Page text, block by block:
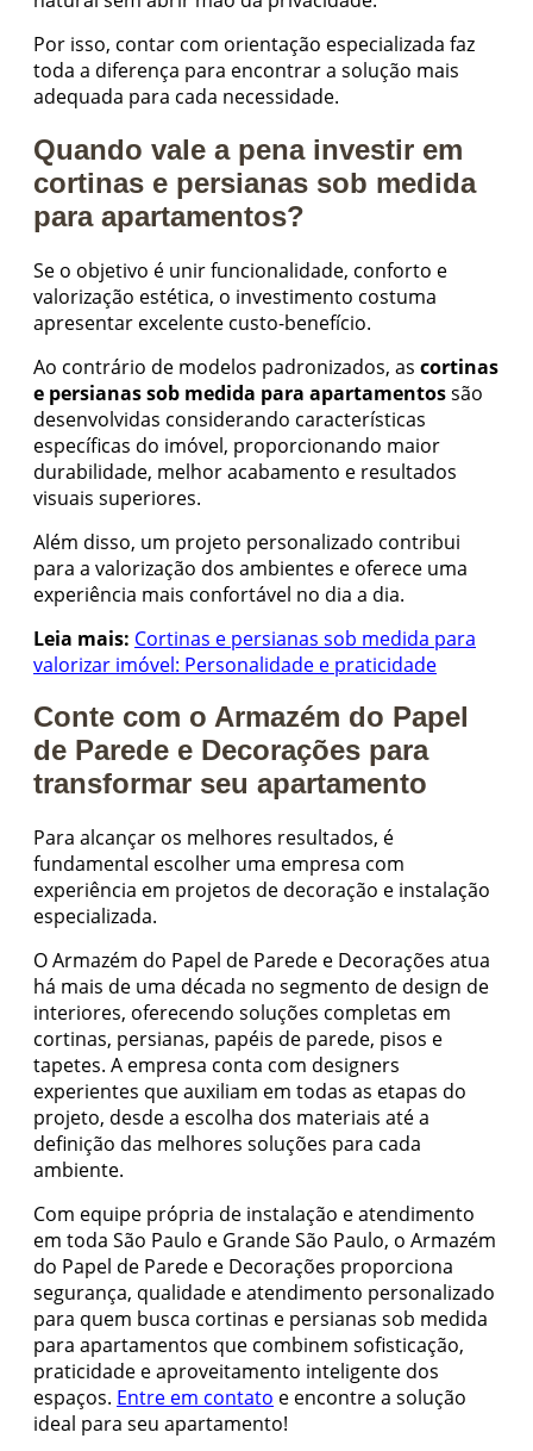
Por isso, contar com orientação especializada faz
toda a diferença para encontrar a solução mais
adequada para cada necessidade.
Quando vale a pena investir em
cortinas e persianas sob medida
para apartamentos?
Se o objetivo é unir funcionalidade, conforto e
valorização estética, o investimento costuma
apresentar excelente custo-benefício.
Ao contrário de modelos padronizados, as cortinas
e persianas sob medida para apartamentossão
desenvolvidas considerando características
específicas do imóvel, proporcionando maior
durabilidade, melhor acabamento e resultados
visuais superiores.
Além disso, um projeto personalizado contribui
para a valorização dos ambientes e oferece uma
experiência mais confortável no dia a dia.
Leia mais: Cortinas e persianas sob medida para
valorizar imóvel: Personalidade e praticidade
Conte com o Armazém do Papel
de Parede e Decorações para
transformar seu apartamento
Para alcançar os melhores resultados, é
fundamental escolher uma empresa com
experiência em projetos de decoração e instalação
especializada.
O Armazém do Papel de Parede e Decorações atua
há mais de uma década no segmento de design de
interiores, oferecendo soluções completas em
cortinas, persianas, papéis de parede, pisos e
tapetes. A empresa conta com designers
experientes que auxiliam em todas as etapas do
projeto, desde a escolha dos materiais até a
definição das melhores soluções para cada
ambiente.
Com equipe própria de instalação e atendimento
em toda São Paulo e Grande São Paulo, o Armazém
do Papel de Parede e Decorações proporciona
segurança, qualidade e atendimento personalizado
para quem busca cortinas e persianas sob medida
para apartamentos que combinem sofisticação,
praticidade e aproveitamento inteligente dos
espaços. Entre em contato e encontre a solução
ideal para seu apartamento!